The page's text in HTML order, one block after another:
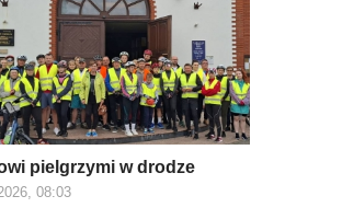
pielgrzymi w drodze
08:03